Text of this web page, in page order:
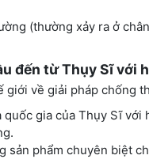
(thường xảy ra ở
đến từ Thụy Sĩ với
giới về giải pháp chống
quốc gia của Thụy Sĩ
sản phẩm chuyên biệt